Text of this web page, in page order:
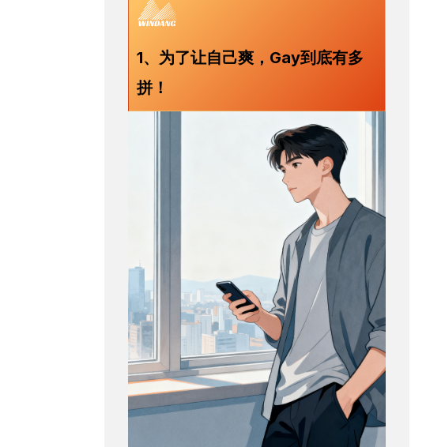
1、 为了让自己爽，Gay到底有多
拼！